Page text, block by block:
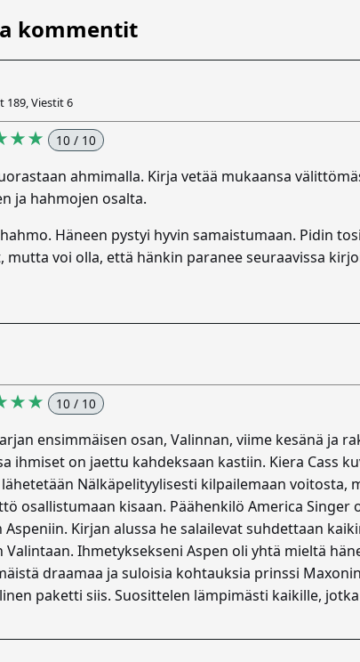
kommentit
189, Viestit 6
10 / 10
ahmimalla. Kirja vetää mukaansa
ja hahmojen osalta.
Häneen pystyi hyvin samaistumaan. Pidin
mutta voi olla, että hänkin paranee seuraavissa
10 / 10
ensimmäisen osan, Valinnan, viime kesänä ja
ihmiset on jaettu kahdeksaan kastiin. Kiera Cass
Nälkäpelityylisesti kilpailemaan
osallistumaan kisaan. Päähenkilö America
Kirjan alussa he salailevat suhdettaan
Ihmetyksekseni Aspen oli yhtä mieltä
draamaa ja suloisia kohtauksia prinssi
paketti siis. Suosittelen lämpimästi kaikille,